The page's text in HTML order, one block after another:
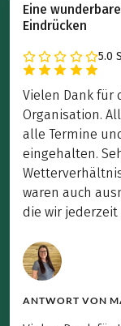
Eine
Eindrücken
5.0
Vielen Dank für
Organisation.
alle Termine
eingehalten.
waren auch
die wir
ANTWORT VON